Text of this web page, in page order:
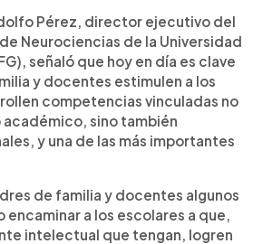
Pérez, director ejecutivo del
Neurociencias de la Universidad
señaló que hoy en día es clave
y docentes estimulen a los
competencias vinculadas no
sino también
y una de las más importantes
de familia y docentes algunos
a los escolares a que,
intelectual que tengan, logren